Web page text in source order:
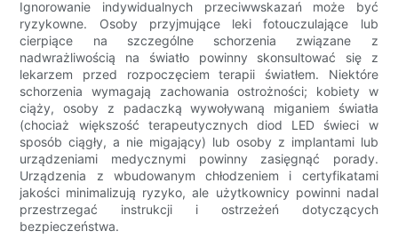
Ignorowanie indywidualnych przeciwwskazań może być
ryzykowne. Osoby przyjmujące leki fotouczulające lub
cierpiące na szczególne schorzenia związane z
nadwrażliwością na światło powinny skonsultować się z
lekarzem przed rozpoczęciem terapii światłem. Niektóre
schorzenia wymagają zachowania ostrożności; kobiety w
ciąży, osoby z padaczką wywoływaną miganiem światła
(chociaż większość terapeutycznych diod LED świeci w
sposób ciągły, a nie migający) lub osoby z implantami lub
urządzeniami medycznymi powinny zasięgnąć porady.
Urządzenia z wbudowanym chłodzeniem i certyfikatami
jakości minimalizują ryzyko, ale użytkownicy powinni nadal
przestrzegać instrukcji i ostrzeżeń dotyczących
bezpieczeństwa.